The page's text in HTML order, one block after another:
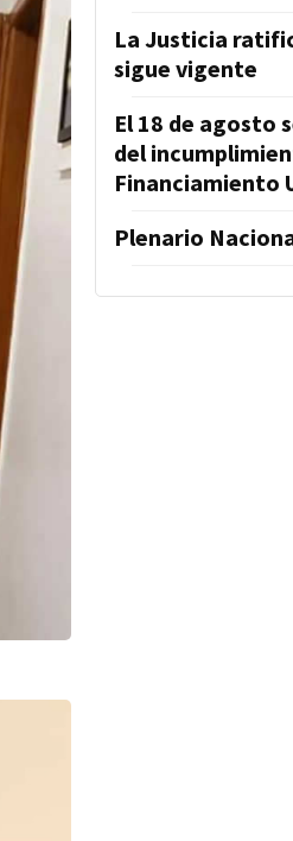
La Justicia
sigue vigente
El 18 de agosto
del
Financiamiento
Plenario